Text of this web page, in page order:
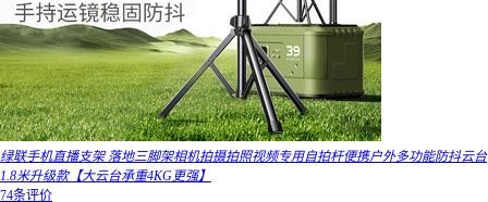
绿联手机直播支架 落地三脚架相机拍摄拍照视频专用自拍杆便携户外多功能防抖云台
1.8米升级款【大云台承重4KG更强】
74条评价